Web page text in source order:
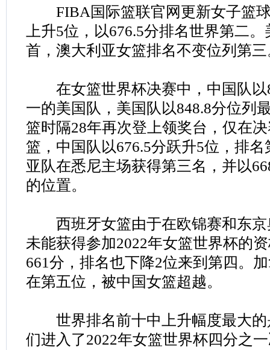
FIBA国际篮联官网更新女子篮球
上升5位，以676.5分排名世界第二
首，澳大利亚女篮排名不变位列第
在女篮世界杯决赛中，中国队以
一的美国队，美国队以848.8分位列
篮时隔28年再次登上领奖台，仅在
篮，中国队以676.5分跃升5位，排
亚队在悉尼主场获得第三名，并以
的位置。
西班牙女篮由于在欧锦赛和东京
未能获得参加2022年女篮世界杯的
661分，排名也下降2位来到第四。
在第五位，被中国女篮超越。
世界排名前十中上升幅度最大的
们进入了2022年女篮世界杯四分之